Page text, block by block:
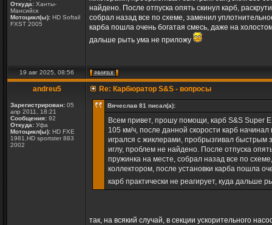
Откуда: Ханты-
Мансийск
Мотоцикл(ы): HD Softail
FXST 2005
найдено. После отпуска опять скинул карб,
собрал назад все по схеме, заменил
карба пошла очень богатая смесь, даже на
дальше рыть ума не приложу
19 авг 2025, 08:56
andreu5
Зарегистрирован: 05
апр 2011, 18:21
Сообщения: 92
Откуда: Уфа
Мотоцикл(ы): HD FXE
1981,HD sportster 883
2002
Re: Карбюратор S&S - вопросы
Вячеслав 81 писал(а):
Всем привет, прошу помощи, карб S&S Super
105 км/ч, после данной скорости карб
игрался с жиклерами, пробрызгивал быстрым
иглу, проблем не найдено. После отпуска
пружинка на месте, собрал назад все по
коллектором, после установки карба пошла
карб практически не реагирует, куда дальше
так, на всякий случай, в секции ускорительного